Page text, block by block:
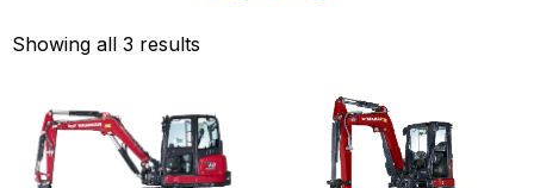
Showing all 3 results